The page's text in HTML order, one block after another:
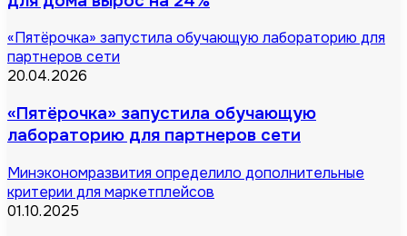
«Пятёрочка» запустила обучающую лабораторию для
партнеров сети
20.04.2026
«Пятёрочка» запустила обучающую
лабораторию для партнеров сети
Минэкономразвития определило дополнительные
критерии для маркетплейсов
01.10.2025